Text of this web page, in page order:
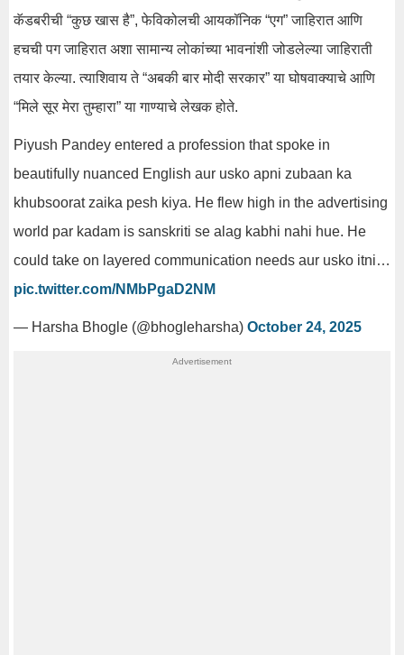
कॅडबरीची “कुछ खास है”, फेविकोलची आयकॉनिक “एग” जाहिरात आणि
हचची पग जाहिरात अशा सामान्य लोकांच्या भावनांशी जोडलेल्या जाहिराती
तयार केल्या. त्याशिवाय ते “अबकी बार मोदी सरकार” या घोषवाक्याचे आणि
“मिले सूर मेरा तुम्हारा” या गाण्याचे लेखक होते.
Piyush Pandey entered a profession that spoke in
beautifully nuanced English aur usko apni zubaan ka
khubsoorat zaika pesh kiya. He flew high in the advertising
world par kadam is sanskriti se alag kabhi nahi hue. He
could take on layered communication needs aur usko itni…
pic.twitter.com/NMbPgaD2NM
— Harsha Bhogle (@bhogleharsha) October 24, 2025